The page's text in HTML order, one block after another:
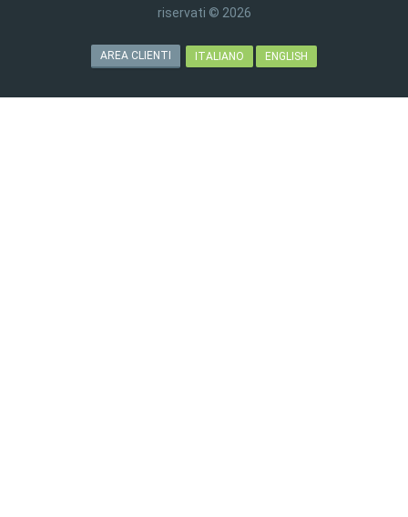
riservati © 2026
AREA CLIENTI ITALIANO ENGLISH